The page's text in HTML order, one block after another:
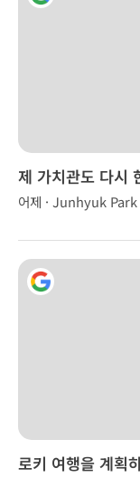
제 가치관도 다시
어제 · Junhyuk Park
로키 여행을 계획